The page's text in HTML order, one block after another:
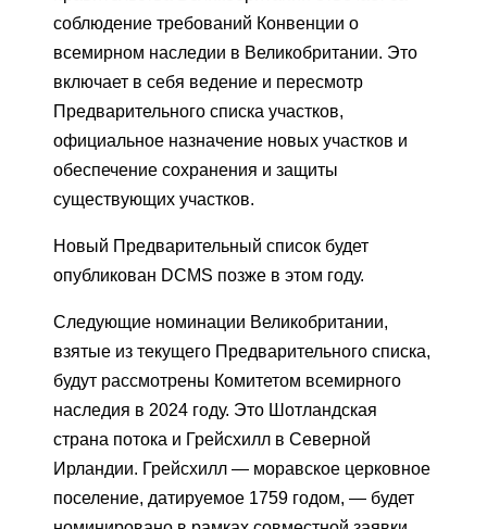
соблюдение требований Конвенции о
всемирном наследии в Великобритании. Это
включает в себя ведение и пересмотр
Предварительного списка участков,
официальное назначение новых участков и
обеспечение сохранения и защиты
существующих участков.
Новый Предварительный список будет
опубликован DCMS позже в этом году.
Следующие номинации Великобритании,
взятые из текущего Предварительного списка,
будут рассмотрены Комитетом всемирного
наследия в 2024 году. Это Шотландская
страна потока и Грейсхилл в Северной
Ирландии. Грейсхилл — моравское церковное
поселение, датируемое 1759 годом, — будет